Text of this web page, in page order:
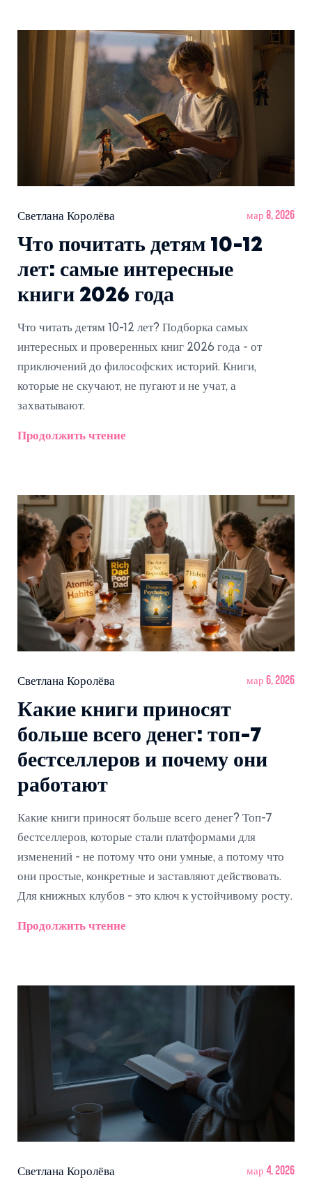
Светлана Королёва мар 8, 2026
Что почитать детям 10-12
лет: самые интересные
книги 2026 года
Что читать детям 10-12 лет? Подборка самых
интересных и проверенных книг 2026 года - от
приключений до философских историй. Книги,
которые не скучают, не пугают и не учат, а
захватывают.
Продолжить чтение
Светлана Королёва мар 6, 2026
Какие книги приносят
больше всего денег: топ-7
бестселлеров и почему они
работают
Какие книги приносят больше всего денег? Топ-7
бестселлеров, которые стали платформами для
изменений - не потому что они умные, а потому что
они простые, конкретные и заставляют действовать.
Для книжных клубов - это ключ к устойчивому росту.
Продолжить чтение
Светлана Королёва мар 4, 2026